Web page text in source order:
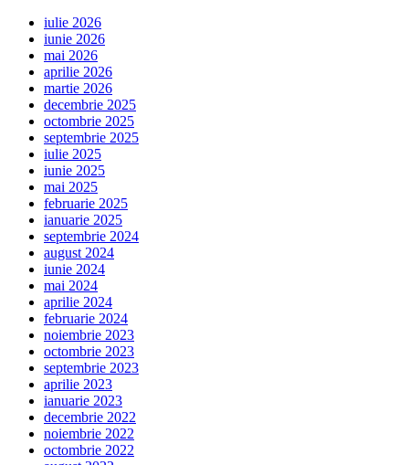
iulie 2026
iunie 2026
mai 2026
aprilie 2026
martie 2026
decembrie 2025
octombrie 2025
septembrie 2025
iulie 2025
iunie 2025
mai 2025
februarie 2025
ianuarie 2025
septembrie 2024
august 2024
iunie 2024
mai 2024
aprilie 2024
februarie 2024
noiembrie 2023
octombrie 2023
septembrie 2023
aprilie 2023
ianuarie 2023
decembrie 2022
noiembrie 2022
octombrie 2022